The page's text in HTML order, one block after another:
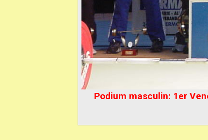
Podium masculin: 1er